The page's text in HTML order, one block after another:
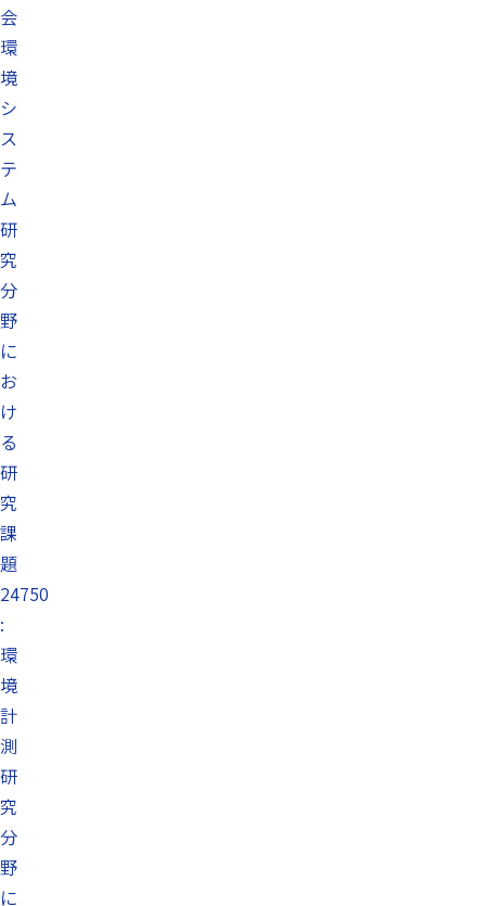
会
環
境
シ
ス
テ
ム
研
究
分
野
に
お
け
る
研
究
課
題
24750
:
環
境
計
測
研
究
分
野
に